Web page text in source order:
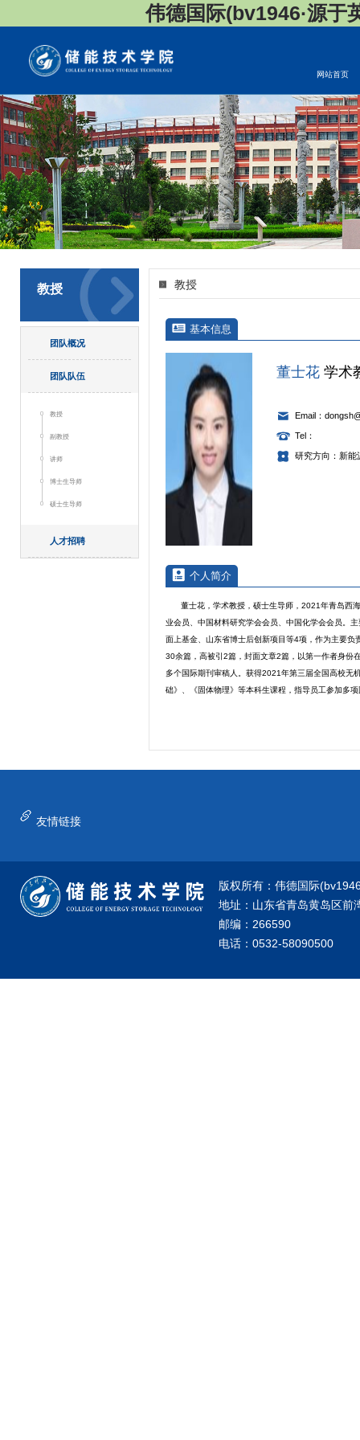
伟德国际(bv1946·源
网站首页
教授
团队概况
团队队伍
教授
副教授
讲师
博士生导师
硕士生导师
人才招聘
教授
基本信息
董士花 学术
Email：
Tel：
研究方向：新能
个人简介
董士花，学术教授，硕士生导师，2021年青岛西
业会员、中国材料研究学会会员、中国化学会会员。
面上基金、山东省博士后创新项目等4项，作为主要
30余篇，高被引2篇，封面文章2篇，以第一作者身
多个国际期刊审稿人。获得2021年第三届全国高校无
础》、《固体物理》等本科生课程，指导员工参加多
友情链接
版权所有：伟德国际
地址：山东省青岛黄岛区前
邮编：266590
电话：0532-58090500